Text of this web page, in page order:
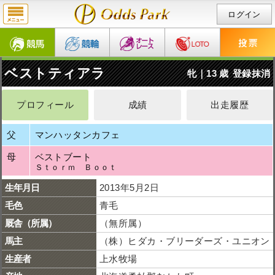
ログイン
ベストティアラ 牝｜13 歳 登録抹消
プロフィール 成績 出走履歴
父 マンハッタンカフェ
母 ベストブート
Ｓｔｏｒｍ Ｂｏｏｔ
生年月日
2013年5月2日
毛色
青毛
厩舎（所属）
（無所属）
馬主
（株）ヒダカ・ブリーダーズ・ユニオン
生産者
上水牧場